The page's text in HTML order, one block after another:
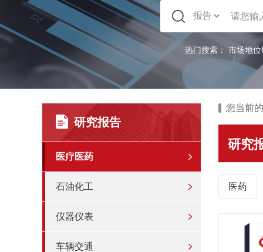
热门搜索： 市场地位
研究报告
医疗医药
石油化工
仪器仪表
车辆交通
您当前
研究
医药